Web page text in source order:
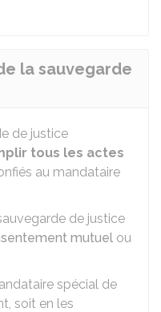
la sauvegarde
de justice
tous les actes
au mandataire
de justice
mutuel ou
spécial de
soit en les